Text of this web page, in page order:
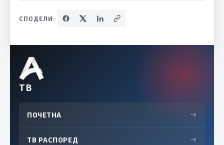
СПОДЕЛИ:
ТВ
ПОЧЕТНА →
ТВ РАСПОРЕД →